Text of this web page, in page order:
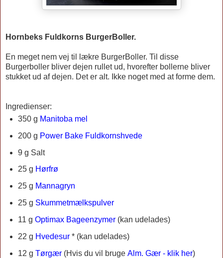
Hornbeks Fuldkorns BurgerBoller.
En meget nem vej til lækre BurgerBoller. Til disse
Burgerboller bliver dejen rullet ud, hvorefter bollerne bliver
stukket ud af dejen. Det er alt. Ikke noget med at forme dem.
Ingredienser:
350 g Manitoba mel
200 g Power Bake Fuldkornshvede
9 g Salt
25 g Hørfrø
25 g Mannagryn
25 g Skummetmælkspulver
11 g Optimax Bageenzymer(kan udelades)
22 g Hvedesur* (kan udelades)
12 g Tørgær (Hvis du vil bruge Alm. Gær - klik her)